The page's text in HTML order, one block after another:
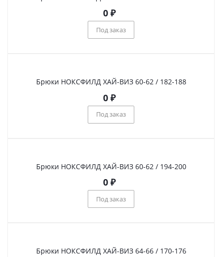
0 ₽
Под заказ
Брюки НОКСФИЛД ХАЙ-ВИЗ 60-62 / 182-188
0 ₽
Под заказ
Брюки НОКСФИЛД ХАЙ-ВИЗ 60-62 / 194-200
0 ₽
Под заказ
Брюки НОКСФИЛД ХАЙ-ВИЗ 64-66 / 170-176